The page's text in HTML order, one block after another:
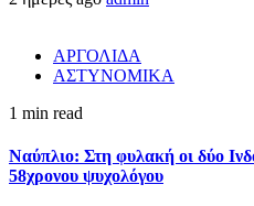
ΑΡΓΟΛΙΔΑ
ΑΣΤΥΝΟΜΙΚΑ
1 min read
Ναύπλιο: Στη φυλακή οι δύο
58χρονου ψυχολόγου